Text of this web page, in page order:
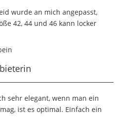
wurde an mich angepasst,
42, 44 und 46 kann locker
sehr elegant, wenn man ein
ist es optimal. Einfach ein